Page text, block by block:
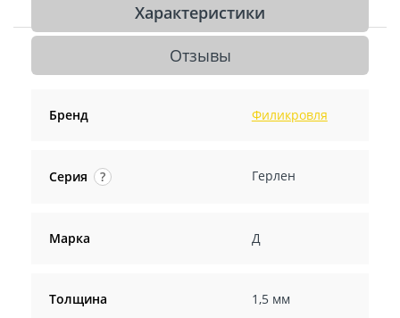
Характеристики
Отзывы
Бренд Филикровля
Серия ? Герлен
Марка Д
Толщина 1,5 мм